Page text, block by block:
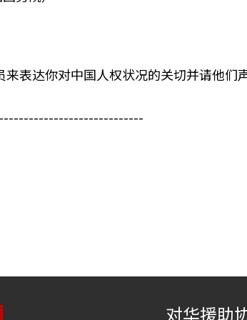
表达你对中国人权状况的关切并请他们声
对华援助